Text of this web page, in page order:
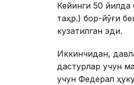
Кейинги 50
таҳр.) бор-йўғи
кузатилган эди.
Иккинчидан,
дастурлар учун
учун Федерал